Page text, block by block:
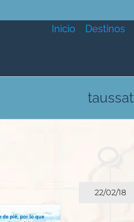
Inicio Destinos
taussat
22/02/18